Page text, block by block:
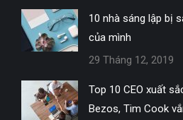
in
new
window
in
new
window
in
new
window
new
window
10 nhà sáng lập bị
của mình
29 Tháng 12, 2019
Top 10 CEO xuất
Bezos, Tim Cook